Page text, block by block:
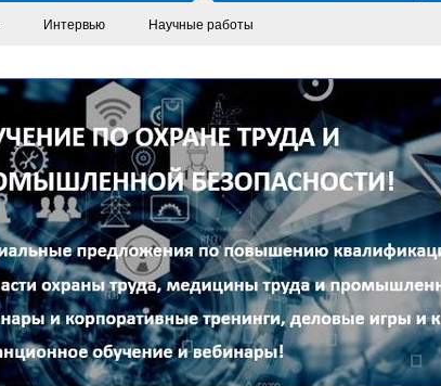
Интервью Научные работы